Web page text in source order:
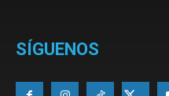
SÍGUENOS